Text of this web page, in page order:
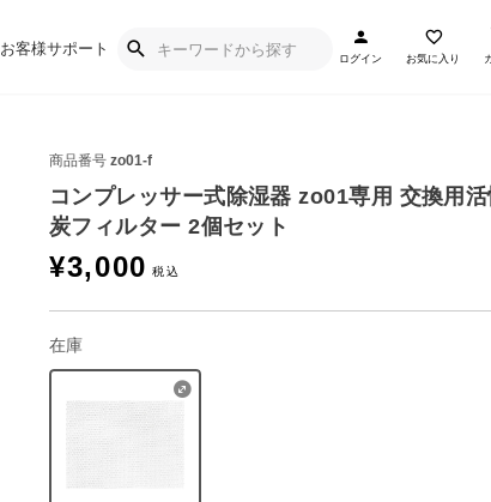
お客様サポート
ログイン お気に入り
商品番号 zo01-f
コンプレッサー式除湿器 zo01専用 交換用
炭フィルター 2個セット
¥3,000
在庫